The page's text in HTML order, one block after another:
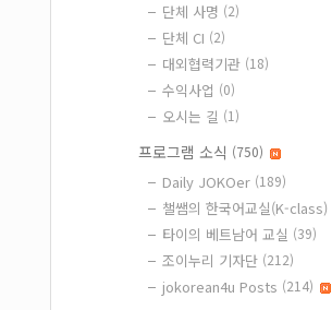
단체 사명 (2)
단체 CI (2)
대외협력기관 (18)
수익사업 (0)
오시는 길 (1)
프로그램 소식 (750)
Daily JOKOer (189)
챌쌤의 한국어교실(K-class)
타이의 베트남어 교실 (39)
조이누리 기자단 (212)
jokorean4u Posts (214)